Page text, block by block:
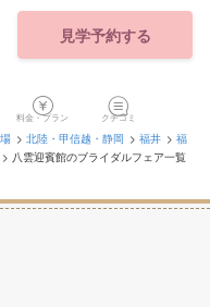
見学予約する
料金・プラン クチコミ
北陸・甲信越・静岡 福井
福
八雲迎賓館のブライダルフェア一覧